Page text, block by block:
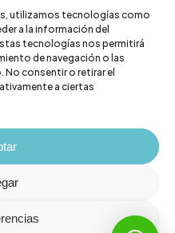
utilizamos tecnologías como
a la información del
tecnologías nos permitirá
de navegación o las
consentir o retirar el
a ciertas
+ INFORMACIÓN
Política de envío
Cambios y devoluciones
Política de Privacidad